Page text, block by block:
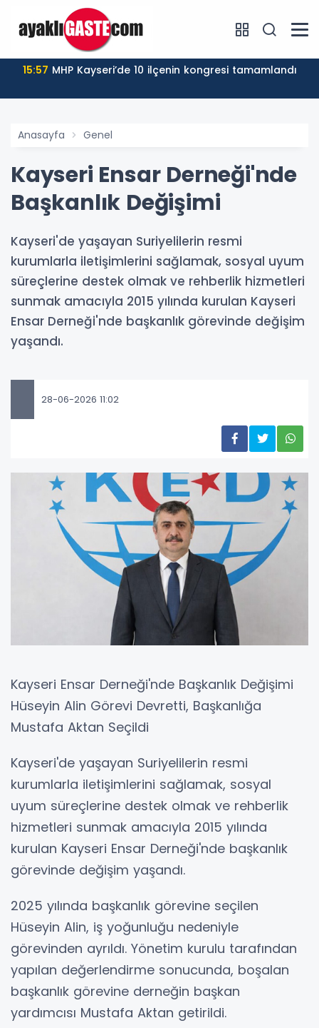
15:57 MHP Kayseri’de 10 ilçenin kongresi tamamlandı
Anasayfa Genel
Kayseri Ensar Derneği'nde
Başkanlık Değişimi
Kayseri'de yaşayan Suriyelilerin resmi
kurumlarla iletişimlerini sağlamak, sosyal uyum
süreçlerine destek olmak ve rehberlik hizmetleri
sunmak amacıyla 2015 yılında kurulan Kayseri
Ensar Derneği'nde başkanlık görevinde değişim
yaşandı.
28-06-2026 11:02
Kayseri Ensar Derneği'nde Başkanlık Değişimi
Hüseyin Alin Görevi Devretti, Başkanlığa
Mustafa Aktan Seçildi
Kayseri'de yaşayan Suriyelilerin resmi
kurumlarla iletişimlerini sağlamak, sosyal
uyum süreçlerine destek olmak ve rehberlik
hizmetleri sunmak amacıyla 2015 yılında
kurulan Kayseri Ensar Derneği'nde başkanlık
görevinde değişim yaşandı.
2025 yılında başkanlık görevine seçilen
Hüseyin Alin, iş yoğunluğu nedeniyle
görevinden ayrıldı. Yönetim kurulu tarafından
yapılan değerlendirme sonucunda, boşalan
başkanlık görevine derneğin başkan
yardımcısı Mustafa Aktan getirildi.